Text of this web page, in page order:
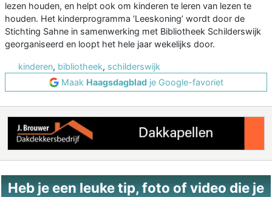
lezen houden, en helpt ook om kinderen te leren van lezen te
houden. Het kinderprogramma ‘Leeskoning’ wordt door de
Stichting Sahne in samenwerking met Bibliotheek Schilderswijk
georganiseerd en loopt het hele jaar wekelijks door.
kinderen, bibliotheek, schilderswijk
Maak Haagsdagbladje Google-favoriet
Heb je een leuke tip, foto of video die je